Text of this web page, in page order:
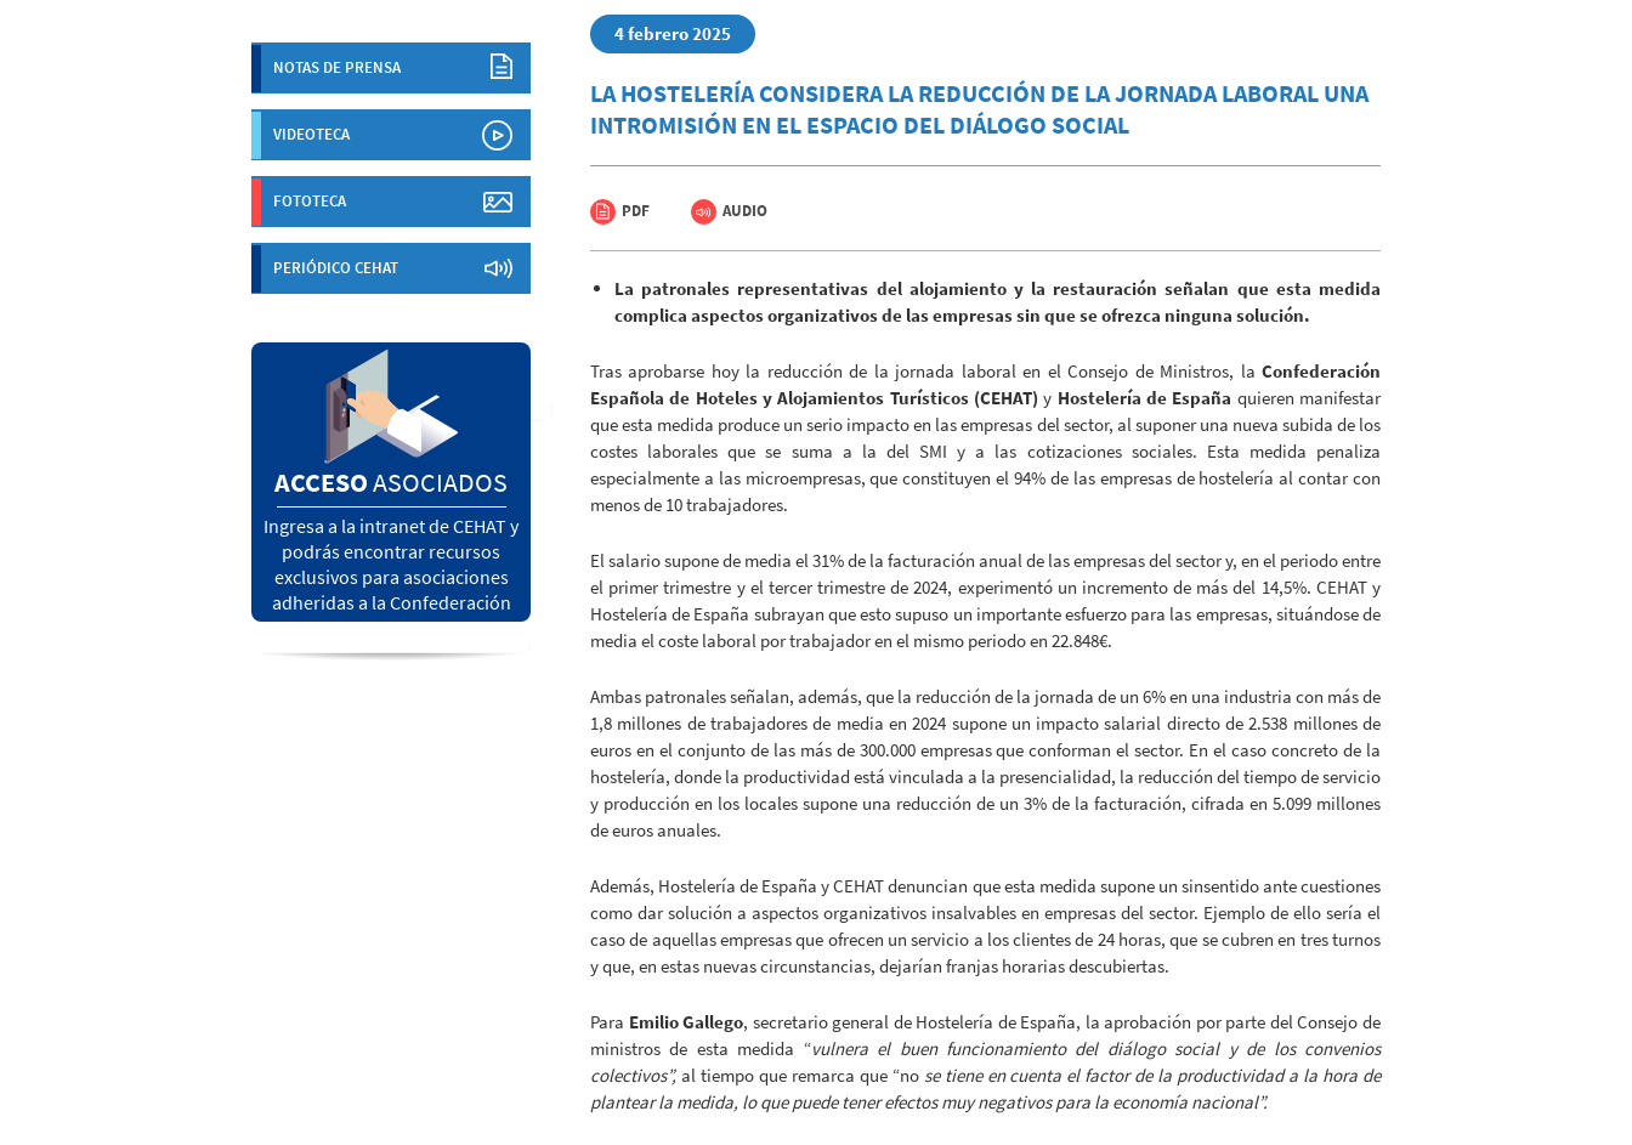
NOTAS DE PRENSA
VIDEOTECA
FOTOTECA
PERIÓDICO CEHAT
ACCESOASOCIADOS
Ingresa a la intranet de CEHAT y
podrás encontrar recursos
exclusivos para asociaciones
adheridas a la Confederación
4 febrero 2025
LA HOSTELERÍA CONSIDERA LA REDUCCIÓN DE LA JORNADA LABORAL UNA
INTROMISIÓN EN EL ESPACIO DEL DIÁLOGO SOCIAL
PDF AUDIO
La patronales representativas del alojamiento y la restauración señalan que esta medida
complica aspectos organizativos de las empresas sin que se ofrezca ninguna solución.
Tras aprobarse hoy la reducción de la jornada laboral en el Consejo de Ministros, la Confederación
Española de Hoteles y Alojamientos Turísticos (CEHAT) y Hostelería de España quieren manifestar
que esta medida produce un serio impacto en las empresas del sector, al suponer una nueva subida de los
costes laborales que se suma a la del SMI y a las cotizaciones sociales. Esta medida penaliza
especialmente a las microempresas, que constituyen el 94% de las empresas de hostelería al contar con
menos de 10 trabajadores.
El salario supone de media el 31% de la facturación anual de las empresas del sector y, en el periodo entre
el primer trimestre y el tercer trimestre de 2024, experimentó un incremento de más del 14,5%. CEHAT y
Hostelería de España subrayan que esto supuso un importante esfuerzo para las empresas, situándose de
media el coste laboral por trabajador en el mismo periodo en 22.848€.
Ambas patronales señalan, además, que la reducción de la jornada de un 6% en una industria con más de
1,8 millones de trabajadores de media en 2024 supone un impacto salarial directo de 2.538 millones de
euros en el conjunto de las más de 300.000 empresas que conforman el sector. En el caso concreto de la
hostelería, donde la productividad está vinculada a la presencialidad, la reducción del tiempo de servicio
y producción en los locales supone una reducción de un 3% de la facturación, cifrada en 5.099 millones
de euros anuales.
Además, Hostelería de España y CEHAT denuncian que esta medida supone un sinsentido ante cuestiones
como dar solución a aspectos organizativos insalvables en empresas del sector. Ejemplo de ello sería el
caso de aquellas empresas que ofrecen un servicio a los clientes de 24 horas, que se cubren en tres turnos
y que, en estas nuevas circunstancias, dejarían franjas horarias descubiertas.
Para Emilio Gallego, secretario general de Hostelería de España, la aprobación por parte del Consejo de
ministros de esta medida “vulnera el buen funcionamiento del diálogo social y de los convenios
colectivos”, al tiempo que remarca que “nose tiene en cuenta el factor de la productividad a la hora de
plantear la medida, lo que puede tener efectos muy negativos para la economía nacional”.